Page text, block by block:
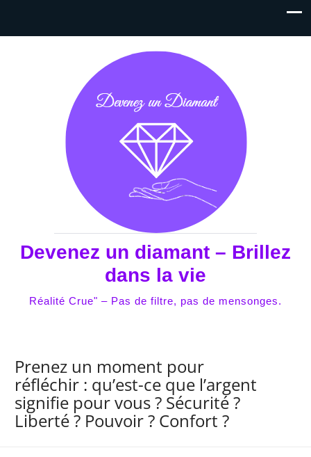
Devenez un diamant – Brillez
dans la vie
Réalité Crue" – Pas de filtre, pas de mensonges.
Prenez un moment pour
réfléchir : qu’est-ce que l’argent
signifie pour vous ? Sécurité ?
Liberté ? Pouvoir ? Confort ?